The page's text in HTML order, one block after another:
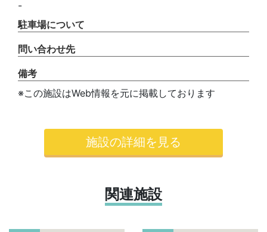
-
駐車場について
問い合わせ先
備考
※この施設はWeb情報を元に掲載しております
施設の詳細を見る
関連施設